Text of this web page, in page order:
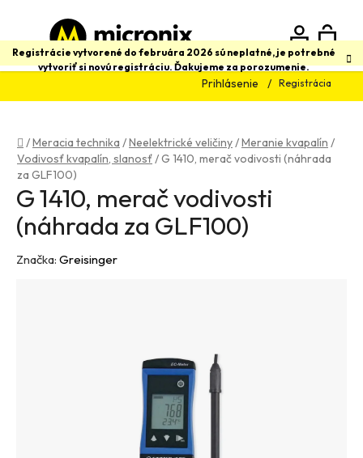
obsah
Registrácie vytvorené do februára 2026 sú neplatné, je potrebné
vytvoriť si novú registráciu. Ďakujeme za porozumenie.
Prihlásenie Registrácia
Hľadať
Domov
/Meracia technika /Neelektrické veličiny/Meranie kvapalín /
Vodivosť kvapalín, slanosť/G 1410, merač vodivosti (náhrada
za GLF100)
G 1410, merač vodivosti
(náhrada za GLF100)
Značka: Greisinger